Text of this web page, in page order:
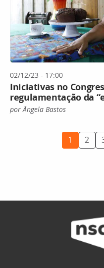
02/12/23 - 17:00
Iniciativas no
regulamentação da
por Ângela Bastos
1 2